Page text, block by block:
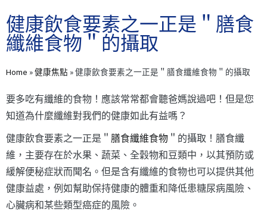
健康飲食要素之一正是＂膳食
纖維食物＂的攝取
Home »健康焦點 »健康飲食要素之一正是＂膳食纖維食物＂的攝取
要多吃有纖維的食物！應該常常都會聽爸媽說過吧！但是您
知道為什麼纖維對我們的健康如此有益嗎？
健康飲食要素之一正是＂ 膳食纖維食物 ＂的攝取！膳食纖
維，主要存在於水果、蔬菜、全穀物和豆類中，以其預防或
緩解便秘症狀而聞名。但是含有纖維的食物也可以提供其他
健康益處，例如幫助保持健康的體重和降低患糖尿病風險、
心臟病和某些類型癌症的風險。